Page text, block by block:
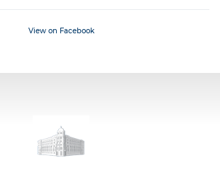
View on Facebook